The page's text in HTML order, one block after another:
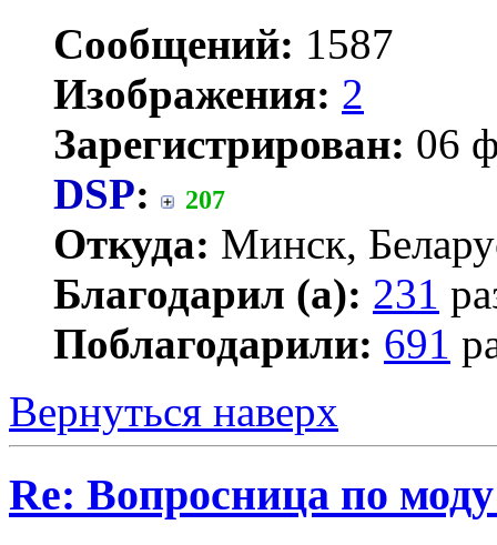
Сообщений: 1587
Изображения: 2
Зарегистрирован: 06
DSP: 207
Откуда: Минск,
Благодарил (а): 231
Поблагодарили: 691
Вернуться наверх
Re: Вопросница по